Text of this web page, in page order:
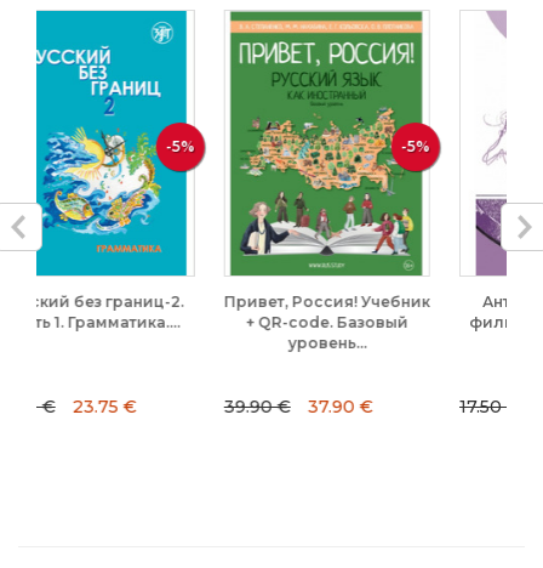
2.
-5%
Привет, Россия! Учебник
+ QR-code. Базовый
39.90 € 37.90 €
-5%
Антон Чехов (+DVD-
фильм). Потапурченко
17.50 €
-30%